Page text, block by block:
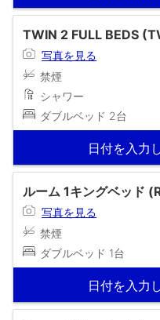
TWIN 2 FULL BEDS
写真を見る
禁煙
シャワー
ダブルベッド 2台
日付を入力
ルーム 1キングベッド
写真を見る
禁煙
ダブルベッド 1台
日付を入力